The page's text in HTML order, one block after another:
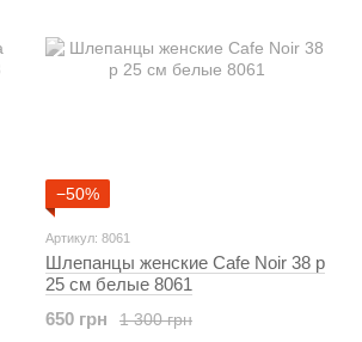
−50%
Артикул: 8061
Шлепанцы женские Cafe Noir 38 р
25 см белые 8061
1 300 грн
650 грн